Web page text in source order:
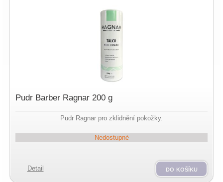
Pudr Barber Ragnar 200 g
Pudr Ragnar pro zklidnění pokožky.
Nedostupné
Detail do košíku